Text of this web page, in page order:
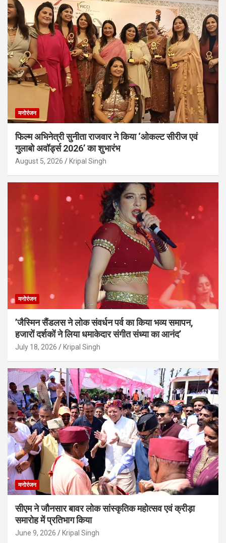
मनोरंजन
फिल्म अभिनेत्री सुनीता राजवार ने किया ‘ओकल्ट सीरीज एवं
गुलाबो अवॉर्ड्स 2026’ का शुभारंभ
August 5, 2026 Kripal Singh
मनोरंजन
’जैस्मिन सैंडलस ने लोक संवर्धन पर्व का किया भव्य समापन,
हजारों दर्शकों ने लिया धमाकेदार संगीत संध्या का आनंद’
July 18, 2026 Kripal Singh
मनोरंजन
सीएम ने जौनसार बावर लोक सांस्कृतिक महोत्सव एवं क्रीड़ा
समारोह में प्रतिभाग किया
June 9, 2026 Kripal Singh